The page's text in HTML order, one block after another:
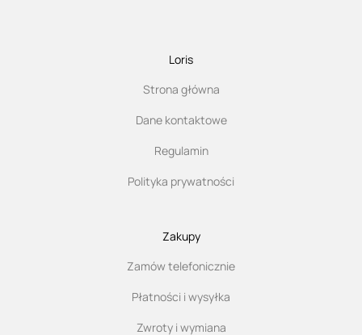
Loris
Strona główna
Dane kontaktowe
Regulamin
Polityka prywatności
Zakupy
Zamów telefonicznie
Płatności i wysyłka
Zwroty i wymiana